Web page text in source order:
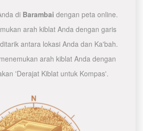
di Barambai dengan peta online.
arah kiblat Anda dengan garis
antara lokasi Anda dan Ka'bah.
arah kiblat Anda dengan
'Derajat Kiblat untuk Kompas'.